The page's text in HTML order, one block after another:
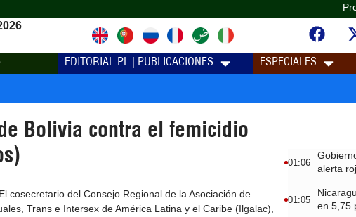
EDITORIAL PL | PUBLICACIONES ESPECIALES
Bolivia contra el femicidio
cosecretario del Consejo Regional de la Asociación de
Trans e Intersex de América Latina y el Caribe (Ilgalac),
01:06
alerta
01:05
en 5,75